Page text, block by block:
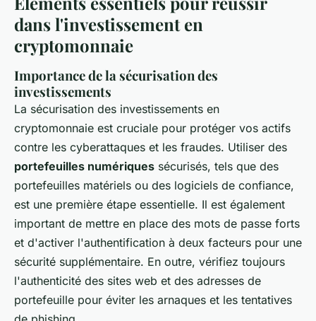
dans l'investissement en
cryptomonnaie
Importance de la sécurisation des
investissements
La sécurisation des investissements en
cryptomonnaie est cruciale pour protéger vos actifs
contre les cyberattaques et les fraudes. Utiliser des
portefeuilles numériques sécurisés, tels que des
portefeuilles matériels ou des logiciels de confiance,
est une première étape essentielle. Il est également
important de mettre en place des mots de passe forts
et d'activer l'authentification à deux facteurs pour une
sécurité supplémentaire. En outre, vérifiez toujours
l'authenticité des sites web et des adresses de
portefeuille pour éviter les arnaques et les tentatives